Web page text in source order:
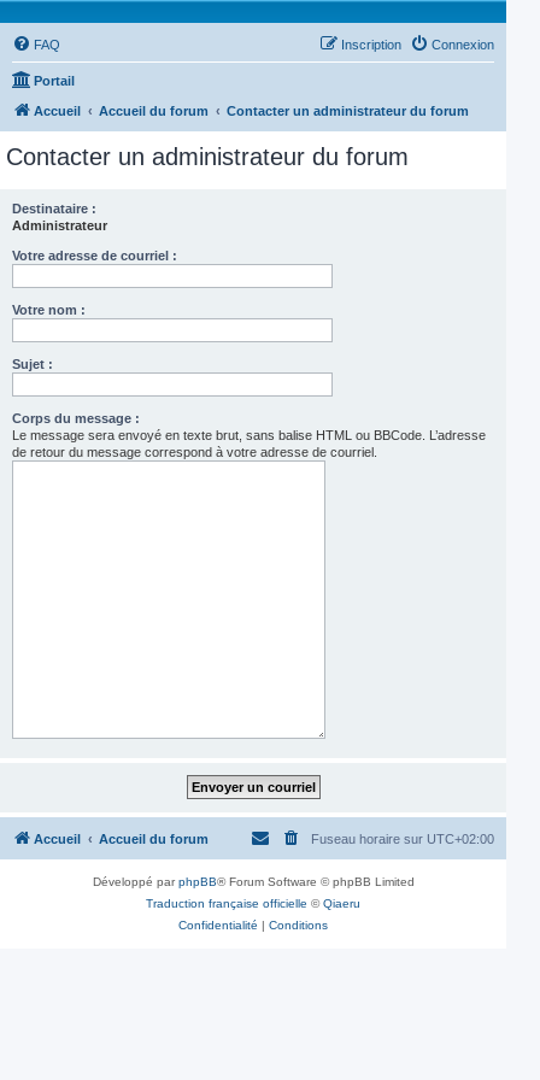
FAQ Connexion
Inscription
Portail
Accueil Accueil du forum Contacter un administrateur du forum
Contacter un administrateur du forum
Destinataire :
Administrateur
Votre adresse de courriel :
Votre nom :
Sujet :
Corps du message :
Le message sera envoyé en texte brut, sans balise HTML ou BBCode. L’adresse
de retour du message correspond à votre adresse de courriel.
Accueil Accueil du forum Fuseau horaire sur UTC+02:00
Développé parphpBB® Forum Software © phpBB Limited
Traduction française officielle ©Qiaeru
Confidentialité | Conditions